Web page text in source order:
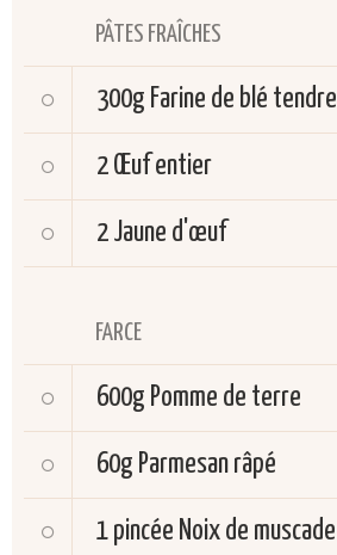
PÂTES FRAÎCHES
300g Farine de blé tendre
2 Œuf entier
2 Jaune d'œuf
FARCE
600g Pomme de terre
60g Parmesan râpé
1 pincée Noix de muscade